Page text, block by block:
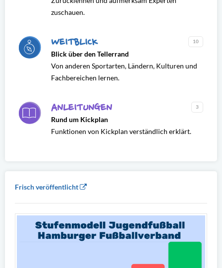
zuschauen.
WEITBLICK 10
Blick über den Tellerrand
Von anderen Sportarten, Ländern, Kulturen und
Fachbereichen lernen.
ANLEITUNGEN 3
Rund um Kickplan
Funktionen von Kickplan verständlich erklärt.
Frisch veröffentlicht